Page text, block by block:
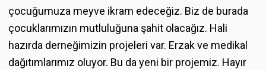
çocuğumuza meyve ikram edeceğiz. Biz de burada
çocuklarımızın mutluluğuna şahit olacağız. Hali
hazırda derneğimizin projeleri var. Erzak ve medikal
dağıtımlarımız oluyor. Bu da yeni bir projemiz. Hayır